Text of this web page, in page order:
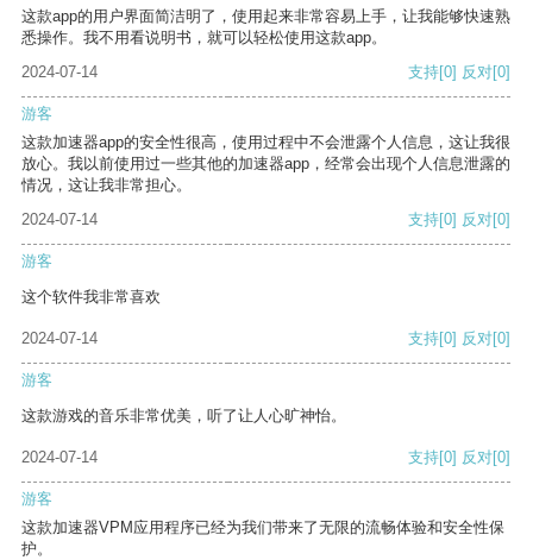
这款app的用户界面简洁明了，使用起来非常容易上手，让我能够快速熟
悉操作。我不用看说明书，就可以轻松使用这款app。
2024-07-14
支持[0] 反对[0]
游客
这款加速器app的安全性很高，使用过程中不会泄露个人信息，这让我很
放心。我以前使用过一些其他的加速器app，经常会出现个人信息泄露的
情况，这让我非常担心。
2024-07-14
支持[0] 反对[0]
游客
这个软件我非常喜欢
2024-07-14 支持[0] 反对[0]
游客
这款游戏的音乐非常优美，听了让人心旷神怡。
2024-07-14 支持[0] 反对[0]
游客
这款加速器VPM应用程序已经为我们带来了无限的流畅体验和安全性保
护。